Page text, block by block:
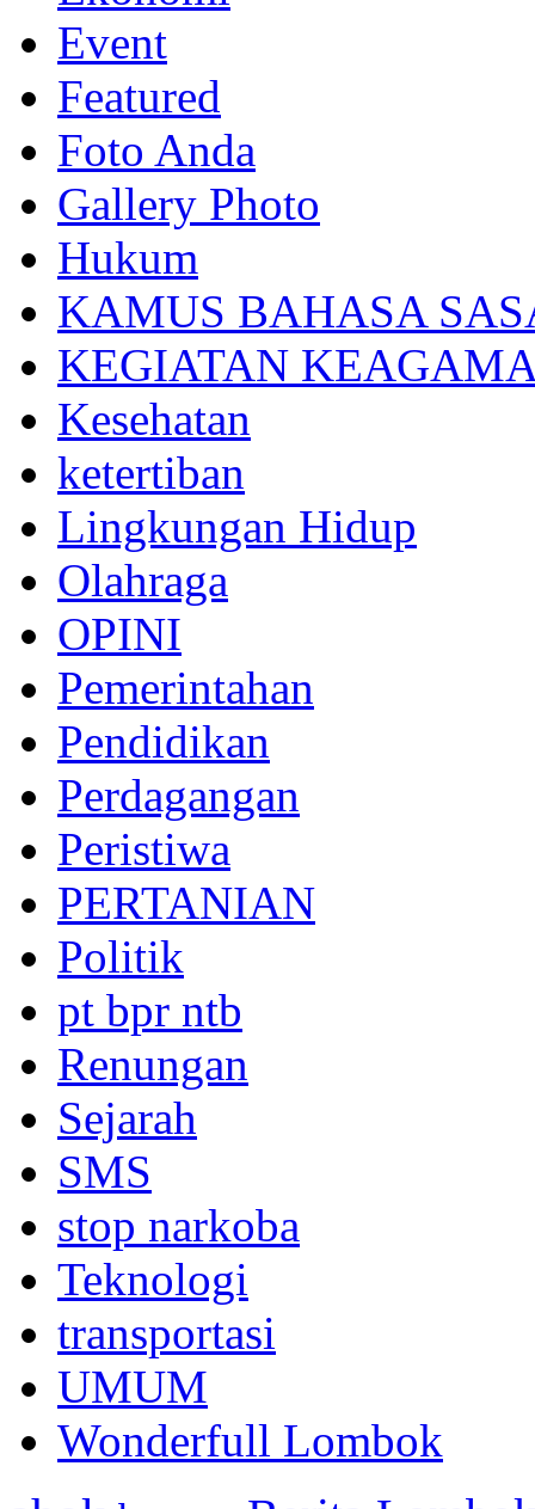
Event
Featured
Foto Anda
Gallery Photo
Hukum
KAMUS BAHASA
KEGIATAN
Kesehatan
ketertiban
Lingkungan Hidup
Olahraga
OPINI
Pemerintahan
Pendidikan
Perdagangan
Peristiwa
PERTANIAN
Politik
pt bpr ntb
Renungan
Sejarah
SMS
stop narkoba
Teknologi
transportasi
UMUM
Wonderfull Lombok